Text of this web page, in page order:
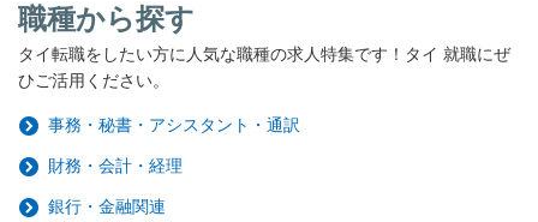
職種から探す
タイ転職をしたい方に人気な職種の求人特集です！タイ 就職にぜ
ひご活用ください。
事務・秘書・アシスタント・通訳
財務・会計・経理
銀行・金融関連